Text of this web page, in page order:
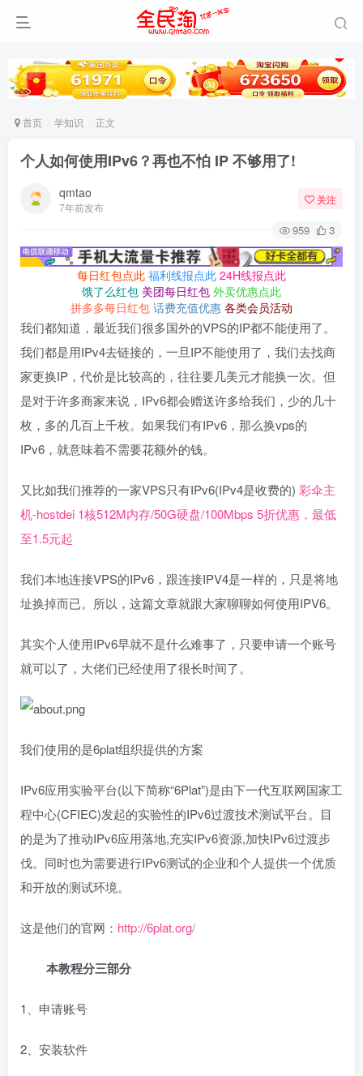
首页 学知识 正文
个人如何使用IPv6？再也不怕 IP 不够用了!
qmtao
7年前发布
关注
959 3
每日红包点此 福利线报点此 24H线报点此
饿了么红包 美团每日红包 外卖优惠点此
拼多多每日红包 话费充值优惠 各类会员活动
我们都知道，最近我们很多国外的VPS的IP都不能使用了。
我们都是用IPv4去链接的，一旦IP不能使用了，我们去找商
家更换IP，代价是比较高的，往往要几美元才能换一次。但
是对于许多商家来说，IPv6都会赠送许多给我们，少的几十
枚，多的几百上千枚。如果我们有IPv6，那么换vps的
IPv6，就意味着不需要花额外的钱。
又比如我们推荐的一家VPS只有IPv6(IPv4是收费的) 彩伞主
机-hostdei 1核512M内存/50G硬盘/100Mbps 5折优惠，最低
至1.5元起
我们本地连接VPS的IPv6，跟连接IPV4是一样的，只是将地
址换掉而已。所以，这篇文章就跟大家聊聊如何使用IPV6。
其实个人使用IPv6早就不是什么难事了，只要申请一个账号
就可以了，大佬们已经使用了很长时间了。
我们使用的是6plat组织提供的方案
IPv6应用实验平台(以下简称“6Plat”)是由下一代互联网国家工
程中心(CFIEC)发起的实验性的IPv6过渡技术测试平台。目
的是为了推动IPv6应用落地,充实IPv6资源,加快IPv6过渡步
伐。同时也为需要进行IPv6测试的企业和个人提供一个优质
和开放的测试环境。
这是他们的官网： http://6plat.org/
本教程分三部分
1、申请账号
2、安装软件